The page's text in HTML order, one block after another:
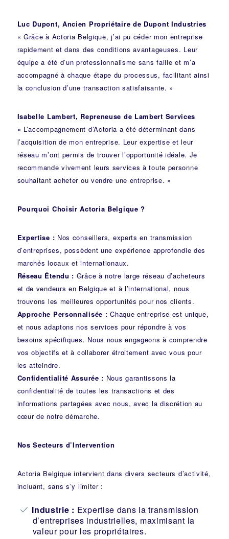
Luc Dupont, Ancien Propriétaire de Dupont Industries
« Grâce à Actoria Belgique, j’ai pu céder mon entreprise
rapidement et dans des conditions avantageuses. Leur
équipe a été d’un professionnalisme sans faille et m’a
accompagné à chaque étape du processus, facilitant ainsi
la conclusion d’une transaction satisfaisante. »
Isabelle Lambert, Repreneuse de Lambert Services
« L’accompagnement d’Actoria a été déterminant dans
l’acquisition de mon entreprise. Leur expertise et leur
réseau m’ont permis de trouver l’opportunité idéale. Je
recommande vivement leurs services à toute personne
souhaitant acheter ou vendre une entreprise. »
Pourquoi Choisir Actoria Belgique ?
Expertise : Nos conseillers, experts en transmission
d’entreprises, possèdent une expérience approfondie des
marchés locaux et internationaux.
Réseau Étendu : Grâce à notre large réseau d’acheteurs
et de vendeurs en Belgique et à l’international, nous
trouvons les meilleures opportunités pour nos clients.
Approche Personnalisée : Chaque entreprise est unique,
et nous adaptons nos services pour répondre à vos
besoins spécifiques. Nous nous engageons à comprendre
vos objectifs et à collaborer étroitement avec vous pour
les atteindre.
Confidentialité Assurée : Nous garantissons la
confidentialité de toutes les transactions et des
informations partagées avec nous, avec la discrétion au
cœur de notre démarche.
Nos Secteurs d’Intervention
Actoria Belgique intervient dans divers secteurs d’activité,
incluant, sans s’y limiter :
Industrie : Expertise dans la transmission
d’entreprises industrielles, maximisant la
valeur pour les propriétaires.